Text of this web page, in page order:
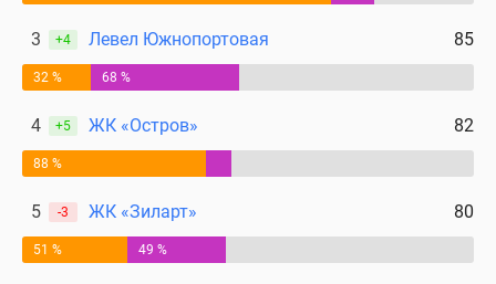
3 +4 Левел Южнопортовая 85
32 % 68 %
4 +5 ЖК «Остров» 82
88 %
5 -3 ЖК «Зиларт» 80
51 % 49 %